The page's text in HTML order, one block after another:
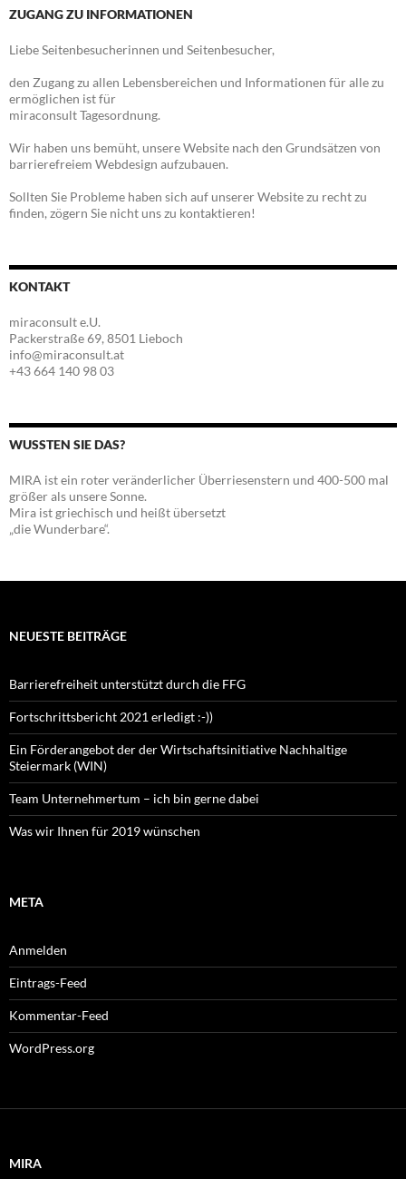
ZUGANG ZU INFORMATIONEN
Liebe Seitenbesucherinnen und Seitenbesucher,
den Zugang zu allen Lebensbereichen und Informationen für alle zu
ermöglichen ist für
miraconsult Tagesordnung.
Wir haben uns bemüht, unsere Website nach den Grundsätzen von
barrierefreiem Webdesign aufzubauen.
Sollten Sie Probleme haben sich auf unserer Website zu recht zu
finden, zögern Sie nicht uns zu kontaktieren!
KONTAKT
miraconsult e.U.
Packerstraße 69, 8501 Lieboch
info@miraconsult.at
+43 664 140 98 03
WUSSTEN SIE DAS?
MIRA ist ein roter veränderlicher Überriesenstern und 400-500 mal
größer als unsere Sonne.
Mira ist griechisch und heißt übersetzt
„die Wunderbare“.
NEUESTE BEITRÄGE
Barrierefreiheit unterstützt durch die FFG
Fortschrittsbericht 2021 erledigt :-))
Ein Förderangebot der der Wirtschaftsinitiative Nachhaltige
Steiermark (WIN)
Team Unternehmertum – ich bin gerne dabei
Was wir Ihnen für 2019 wünschen
META
Anmelden
Eintrags-Feed
Kommentar-Feed
WordPress.org
MIRA